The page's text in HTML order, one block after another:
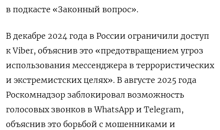
в подкасте «Законный вопрос».
В декабре 2024 года в России ограничили доступ
к Viber, объяснив это «предотвращением угроз
использования мессенджера в террористических
и экстремистских целях». В августе 2025 года
Роскомнадзор заблокировал возможность
голосовых звонков в WhatsApp и Telegram,
объяснив это борьбой с мошенниками и